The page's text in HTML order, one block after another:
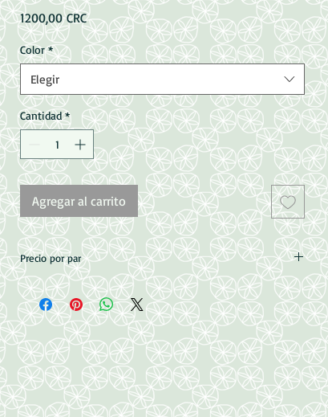
1200,00 CRCPrecio
Color *
Elegir
Cantidad *
Agregar al carrito
Precio por par
Medida: 25-27x14~15x9.5~10mm ancho,
Colgante
Con perlas de concha redondas y cuentas doradas